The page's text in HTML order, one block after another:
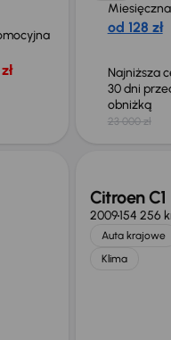
od 128 zł
Najniższa
30 dni
obniżką
23 000 zł
Taniej o 500
Citroen C1
2009154 256
Auta krajowe
Klima